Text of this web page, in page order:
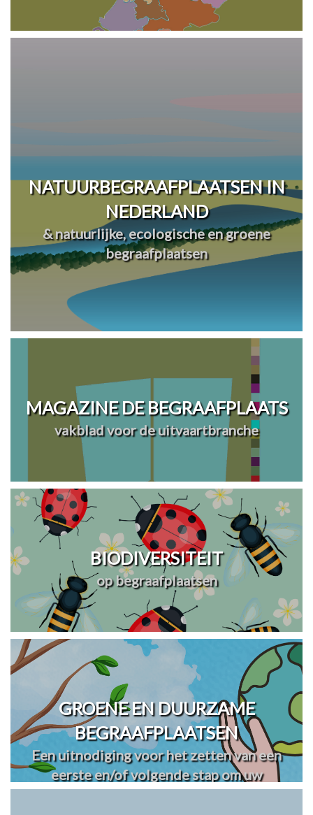
NATUURBEGRAAFPLAATSEN IN
NEDERLAND
& natuurlijke, ecologische en groene
begraafplaatsen
MAGAZINE DE BEGRAAFPLAATS
vakblad voor de uitvaartbranche
BIODIVERSITEIT
op begraafplaatsen
GROENE EN DUURZAME
BEGRAAFPLAATSEN
Een uitnodiging voor het zetten van een
eerste en/of volgende stap om uw
begraafplaats(en) te vergroenen en